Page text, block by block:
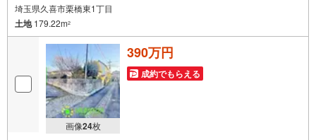
埼玉県久喜市栗橋東1丁目
土地179.22m2
画像24枚
390万円
成約でもらえる